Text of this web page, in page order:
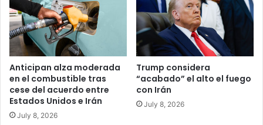
Anticipan alza moderada
en el combustible tras
cese del acuerdo entre
Estados Unidos e Irán
July 8, 2026
Trump considera
“acabado” el alto el fuego
con Irán
July 8, 2026